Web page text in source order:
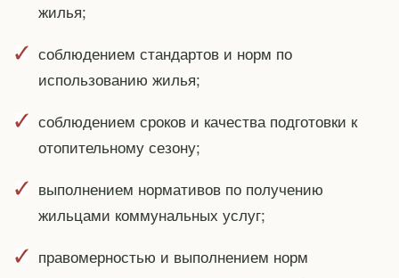
жилья;
соблюдением стандартов и норм по
использованию жилья;
соблюдением сроков и качества подготовки к
отопительному сезону;
выполнением нормативов по получению
жильцами коммунальных услуг;
правомерностью и выполнением норм